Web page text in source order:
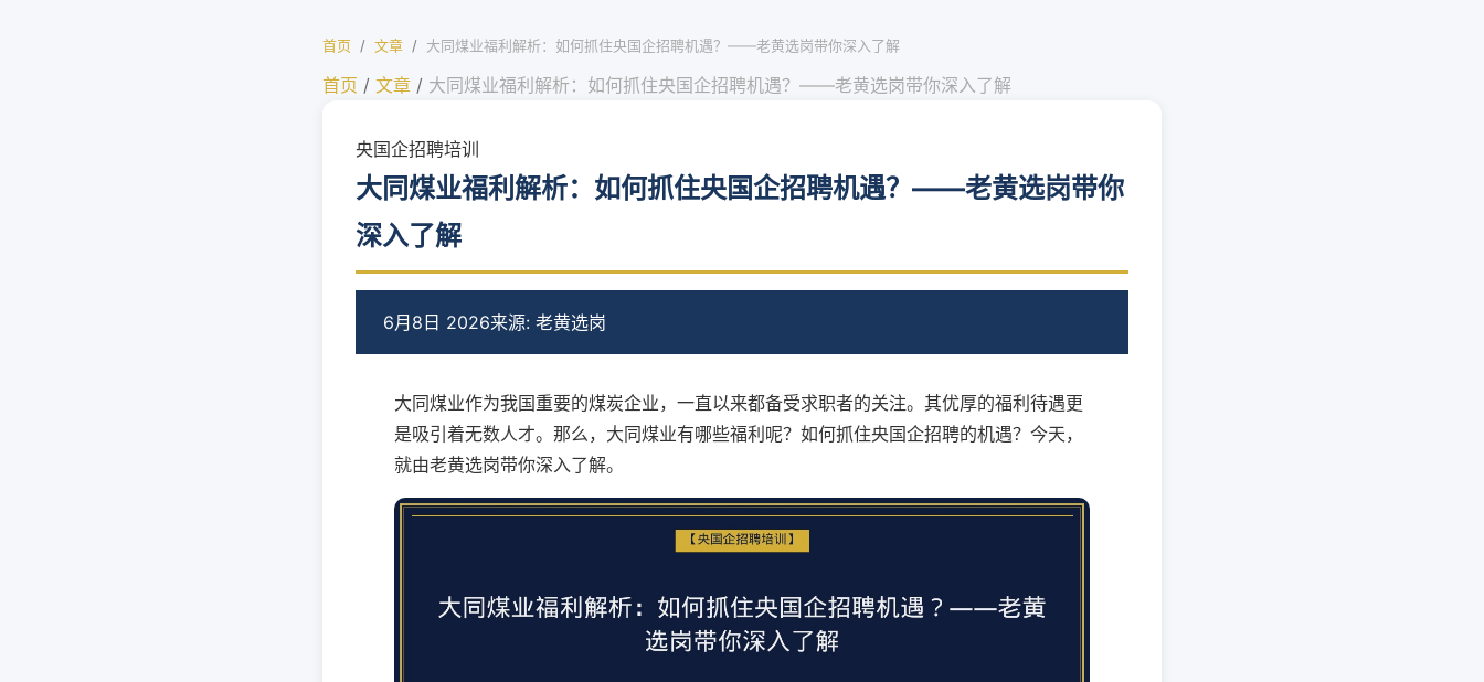
首页 / 文章 / 大同煤业福利解析：如何抓住央国企招聘机遇？——老黄选岗带你深入了解
首页 / 文章 / 大同煤业福利解析：如何抓住央国企招聘机遇？——老黄选岗带你深入了解
央国企招聘培训
大同煤业福利解析：如何抓住央国企招聘机遇？——老黄选岗带你
深入了解
6月8日 2026来源: 老黄选岗
大同煤业作为我国重要的煤炭企业，一直以来都备受求职者的关注。其优厚的福利待遇更
是吸引着无数人才。那么，大同煤业有哪些福利呢？如何抓住央国企招聘的机遇？今天，
就由老黄选岗带你深入了解。